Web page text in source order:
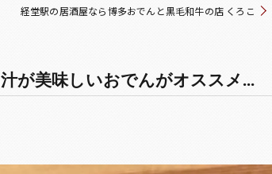
経堂駅の居酒屋なら博多おでんと黒毛和牛の店 くろこ
が美味しいおでんがオススメ...